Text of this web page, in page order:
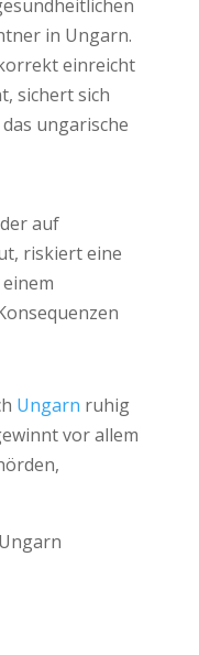
in Ungarn.
einreicht
sichert sich
ungarische
auf
riskiert eine
Ungarn ruhig
vor allem